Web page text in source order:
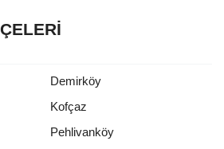
Demirköy
Kofçaz
Pehlivanköy